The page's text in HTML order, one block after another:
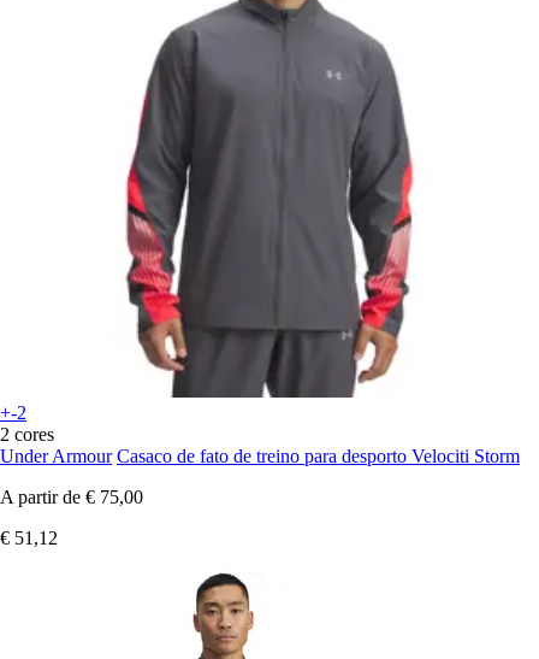
+-2
2 cores
Under Armour Casaco de fato de treino para desporto Velociti Storm
A partir de € 75,00
€ 51,12